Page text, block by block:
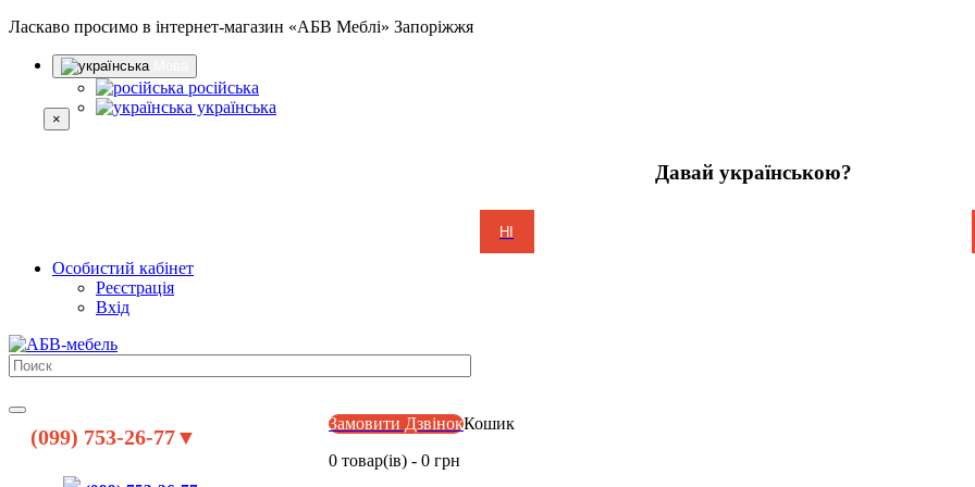
Ласкаво просимо в інтернет-магазин «АБВ Меблі» Запоріжжя
російська
українська
×
Давай українською?
НІ
Особистий кабінет
Реєстрація
Вхід
(099) 753-26-77▼
Замовити ДзвінокКошик
0 товар(ів) - 0 грн